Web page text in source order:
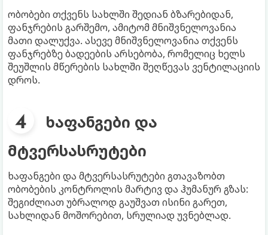
ობობები თქვენს სახლში შედიან ბზარებიდან,
ფანჯრების გარშემო, ამიტომ მნიშვნელოვანია
მათი დალუქვა. ასევე მნიშვნელოვანია თქვენს
ფანჯრებზე ბადეების არსებობა, რომელიც ხელს
შეუშლის მწერების სახლში შეღწევას ვენტილაციის
დროს.
ხაფანგები და
მტვერსასრუტები
ხაფანგები და მტვერსასრუტები გთავაზობთ
ობობების კონტროლის მარტივ და ჰუმანურ გზას:
შეგიძლიათ უბრალოდ გაუშვათ ისინი გარეთ,
სახლიდან მოშორებით, სრულიად უვნებლად.